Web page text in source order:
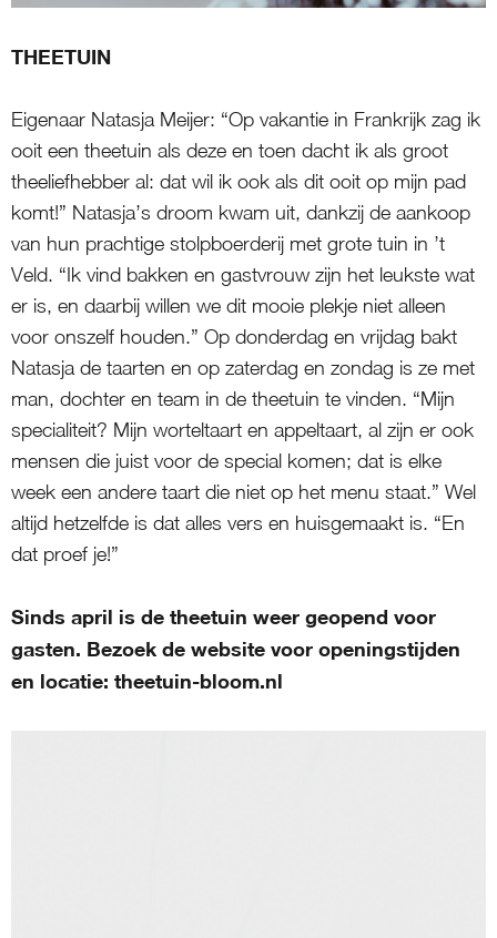
THEETUIN
Eigenaar Natasja Meijer: “Op vakantie in Frankrijk zag ik
ooit een theetuin als deze en toen dacht ik als groot
theeliefhebber al: dat wil ik ook als dit ooit op mijn pad
komt!” Natasja’s droom kwam uit, dankzij de aankoop
van hun prachtige stolpboerderij met grote tuin in ’t
Veld. “Ik vind bakken en gastvrouw zijn het leukste wat
er is, en daarbij willen we dit mooie plekje niet alleen
voor onszelf houden.” Op donderdag en vrijdag bakt
Natasja de taarten en op zaterdag en zondag is ze met
man, dochter en team in de theetuin te vinden. “Mijn
specialiteit? Mijn worteltaart en appeltaart, al zijn er ook
mensen die juist voor de special komen; dat is elke
week een andere taart die niet op het menu staat.” Wel
altijd hetzelfde is dat alles vers en huisgemaakt is. “En
dat proef je!”
Sinds april is de theetuin weer geopend voor
gasten. Bezoek de website voor openingstijden
en locatie: theetuin-bloom.nl